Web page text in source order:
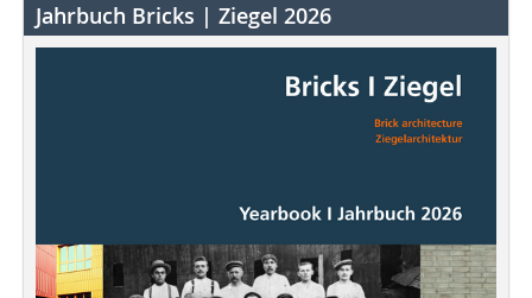
Jahrbuch Bricks | Ziegel 2026